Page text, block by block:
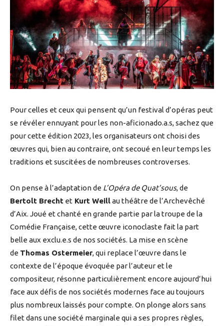
Pour celles et ceux qui pensent qu’un festival d’opéras peut
se révéler ennuyant pour les non-aficionado.a.s, sachez que
pour cette édition 2023, les organisateurs ont choisi des
œuvres qui, bien au contraire, ont secoué en leur temps les
traditions et suscitées de nombreuses controverses.
On pense à l’adaptation de L’Opéra de Quat’sous, de
Bertolt Brecht et Kurt Weillau théâtre de l’Archevêché
d’Aix. Joué et chanté en grande partie par la troupe de la
Comédie Française, cette œuvre iconoclaste fait la part
belle aux exclu.e.s de nos sociétés. La mise en scène
de Thomas Ostermeier, qui replace l’œuvre dans le
contexte de l’époque évoquée par l’auteur et le
compositeur, résonne particulièrement encore aujourd’hui
face aux défis de nos sociétés modernes face au toujours
plus nombreux laissés pour compte. On plonge alors sans
filet dans une société marginale qui a ses propres règles,